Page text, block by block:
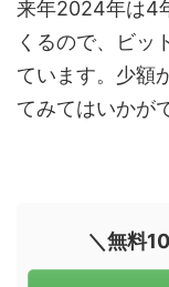
来年2024年は4
くるので、ビッ
ています。少額
てみてはいかが
＼無料